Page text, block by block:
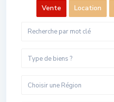
Location
Vente
Type de biens ?
Choisir une Région